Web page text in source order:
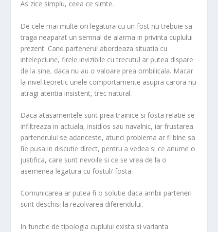
As zice simplu, ceea ce simte.
De cele mai multe ori legatura cu un fost nu trebuie sa
traga neaparat un semnal de alarma in privinta cuplului
prezent. Cand partenerul abordeaza situatia cu
intelepciune, firele invizibile cu trecutul ar putea dispare
de la sine, daca nu au o valoare prea ombilicala. Macar
la nivel teoretic unele comportamente asupra carora nu
atragi atentia insistent, trec natural.
Daca atasamentele sunt prea trainice si fosta relatie se
infiltreaza in actuala, insidios sau navalnic, iar frustarea
partenerului se adanceste, atunci problema ar fi bine sa
fie pusa in discutie direct, pentru a vedea si ce anume o
justifica, care sunt nevoile si ce se vrea de la o
asemenea legatura cu fostul/ fosta.
Comunicarea ar putea fi o solutie daca ambii parteneri
sunt deschisi la rezolvarea diferendului.
In functie de tipologia cuplului exista si varianta